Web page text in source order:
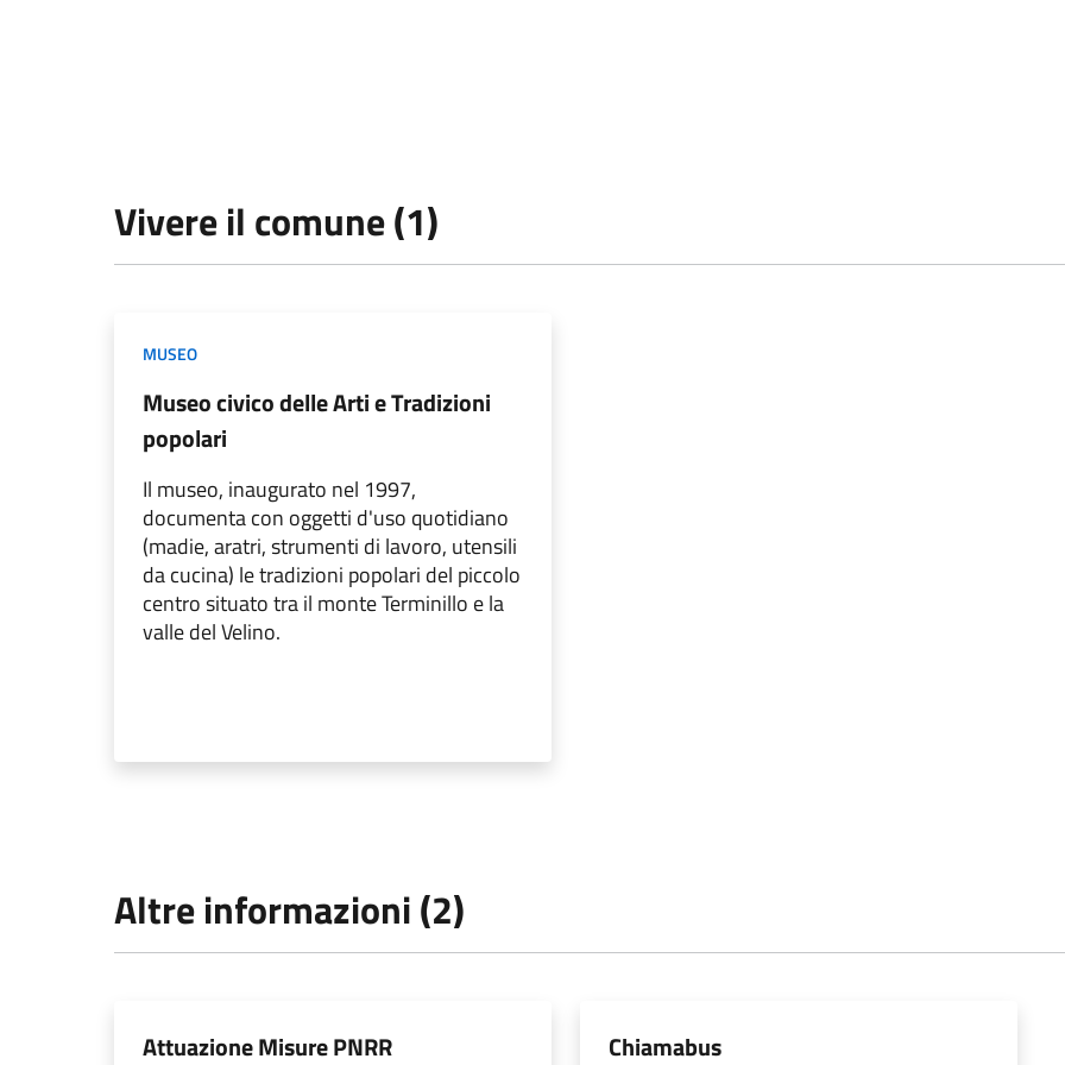
Vivere il comune (1)
MUSEO
Museo civico delle Arti e Tradizioni
popolari
Il museo, inaugurato nel 1997,
documenta con oggetti d'uso quotidiano
(madie, aratri, strumenti di lavoro, utensili
da cucina) le tradizioni popolari del piccolo
centro situato tra il monte Terminillo e la
valle del Velino.
Altre informazioni (2)
Attuazione Misure PNRR Chiamabus